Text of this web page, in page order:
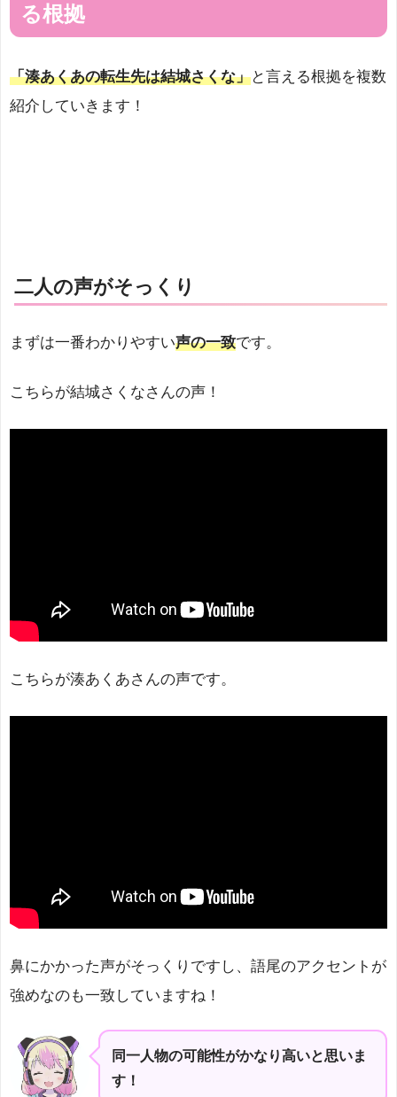
る根拠
「湊あくあの転生先は結城さくな」と言える根拠を複数
紹介していきます！
二人の声がそっくり
まずは一番わかりやすい声の一致です。
こちらが結城さくなさんの声！
こちらが湊あくあさんの声です。
鼻にかかった声がそっくりですし、語尾のアクセントが
強めなのも一致していますね！
同一人物の可能性がかなり高いと思いま
す！